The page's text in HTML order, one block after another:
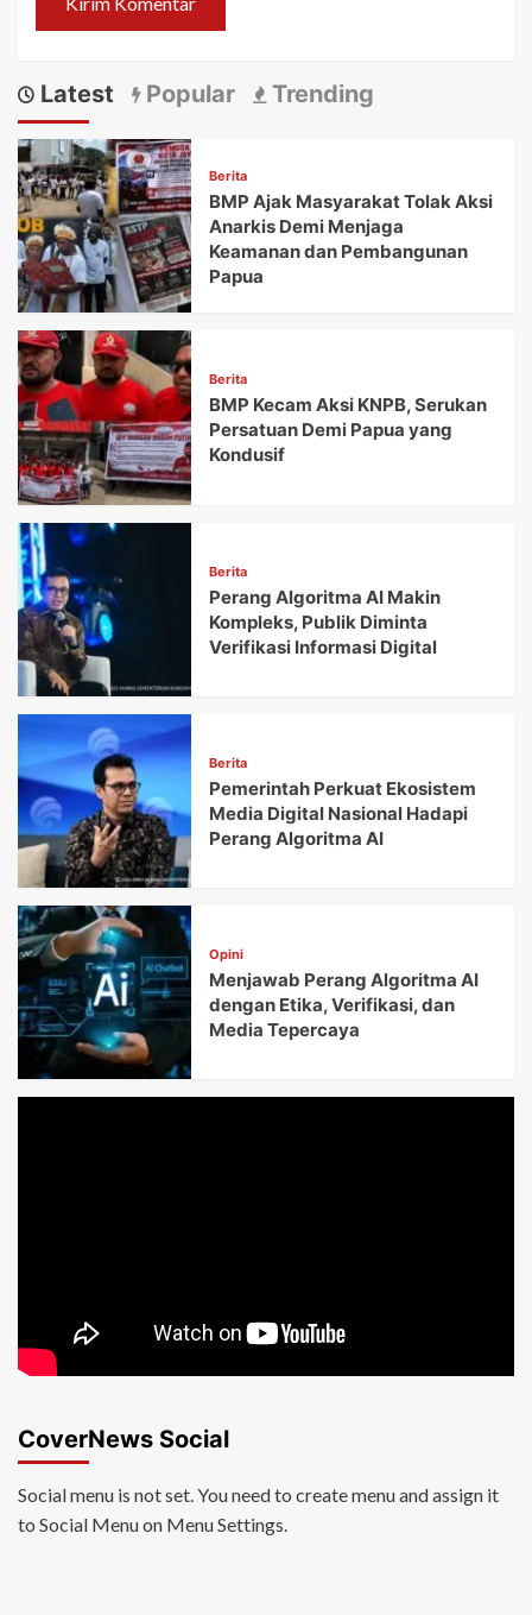
Latest Popular Trending
Berita
BMP Ajak Masyarakat Tolak Aksi
Anarkis Demi Menjaga
Keamanan dan Pembangunan
Papua
Berita
BMP Kecam Aksi KNPB, Serukan
Persatuan Demi Papua yang
Kondusif
Berita
Perang Algoritma AI Makin
Kompleks, Publik Diminta
Verifikasi Informasi Digital
Berita
Pemerintah Perkuat Ekosistem
Media Digital Nasional Hadapi
Perang Algoritma AI
Opini
Menjawab Perang Algoritma AI
dengan Etika, Verifikasi, dan
Media Tepercaya
CoverNews Social
Social menu is not set. You need to create menu and assign it
to Social Menu on Menu Settings.